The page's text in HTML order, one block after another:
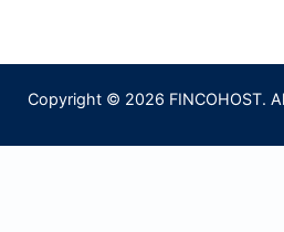
Copyright © 2026 FINCOHOST.